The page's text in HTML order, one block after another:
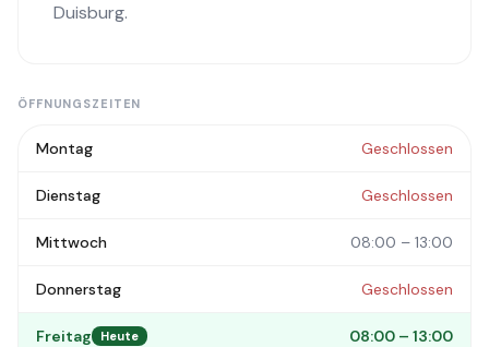
Duisburg.
ÖFFNUNGSZEITEN
Montag Geschlossen
Dienstag Geschlossen
Mittwoch 08:00 – 13:00
Donnerstag Geschlossen
Freitag Heute 08:00 – 13:00